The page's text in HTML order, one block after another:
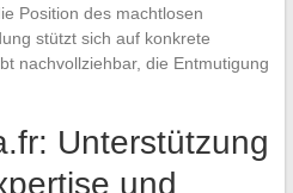
Position des machtlosen
stützt sich auf konkrete
nachvollziehbar, die Entmutigung
Unterstützung
und